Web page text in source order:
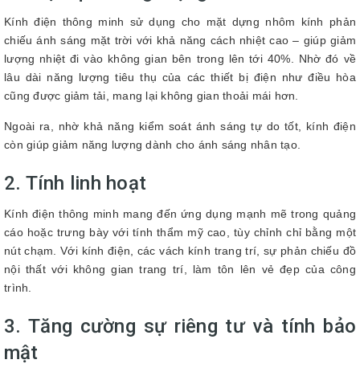
Kính điện thông minh sử dụng cho mặt dựng nhôm kính phản
chiếu ánh sáng mặt trời với khả năng cách nhiệt cao – giúp giảm
lượng nhiệt đi vào không gian bên trong lên tới 40%. Nhờ đó về
lâu dài năng lượng tiêu thụ của các thiết bị điện như điều hòa
cũng được giảm tải, mang lại không gian thoải mái hơn.
Ngoài ra, nhờ khả năng kiểm soát ánh sáng tự do tốt, kính điện
còn giúp giảm năng lượng dành cho ánh sáng nhân tạo.
2. Tính linh hoạt
Kính điện thông minh mang đến ứng dụng mạnh mẽ trong quảng
cáo hoặc trưng bày với tính thẩm mỹ cao, tùy chỉnh chỉ bằng một
nút chạm. Với kính điện, các vách kính trang trí, sự phản chiếu đồ
nội thất với không gian trang trí, làm tôn lên vẻ đẹp của công
trình.
3. Tăng cường sự riêng tư và tính bảo
mật